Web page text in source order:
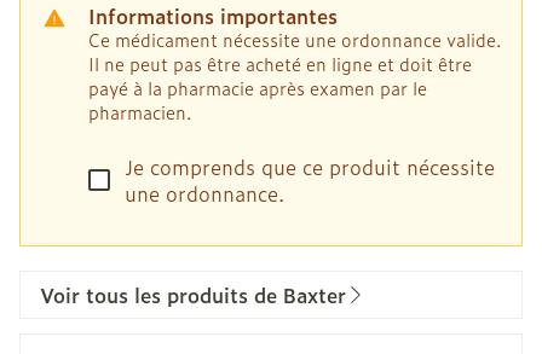
Informations importantes
Ce médicament nécessite une ordonnance valide.
Il ne peut pas être acheté en ligne et doit être
payé à la pharmacie après examen par le
pharmacien.
Je comprends que ce produit nécessite
une ordonnance.
Voir tous les produits de Baxter